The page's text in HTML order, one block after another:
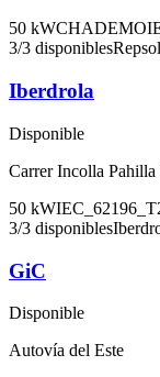
50 kWCHADEMO
3/3 disponiblesRepsol
Iberdrola
Disponible
Carrer Incolla Pahilla
50 kW
3/3 disponibles
GiC
Disponible
Autovía del Este